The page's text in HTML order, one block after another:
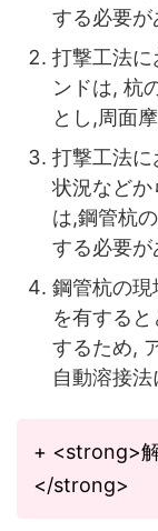
する必要が
打撃工法
ンドは, 杭
とし,周面
打撃工法
状況などか
は,鋼管杭
する必要が
鋼管杭の
を有する
するため,
自動溶接法
+ <strong>解
</strong>